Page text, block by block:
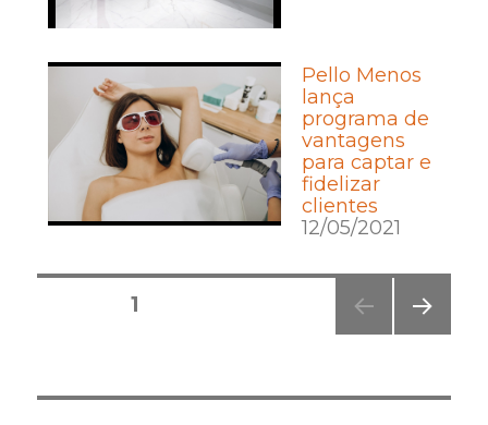
Pello Menos
lança
programa de
vantagens
para captar e
fidelizar
clientes
12/05/2021
Posts
PÁGINA1
NA